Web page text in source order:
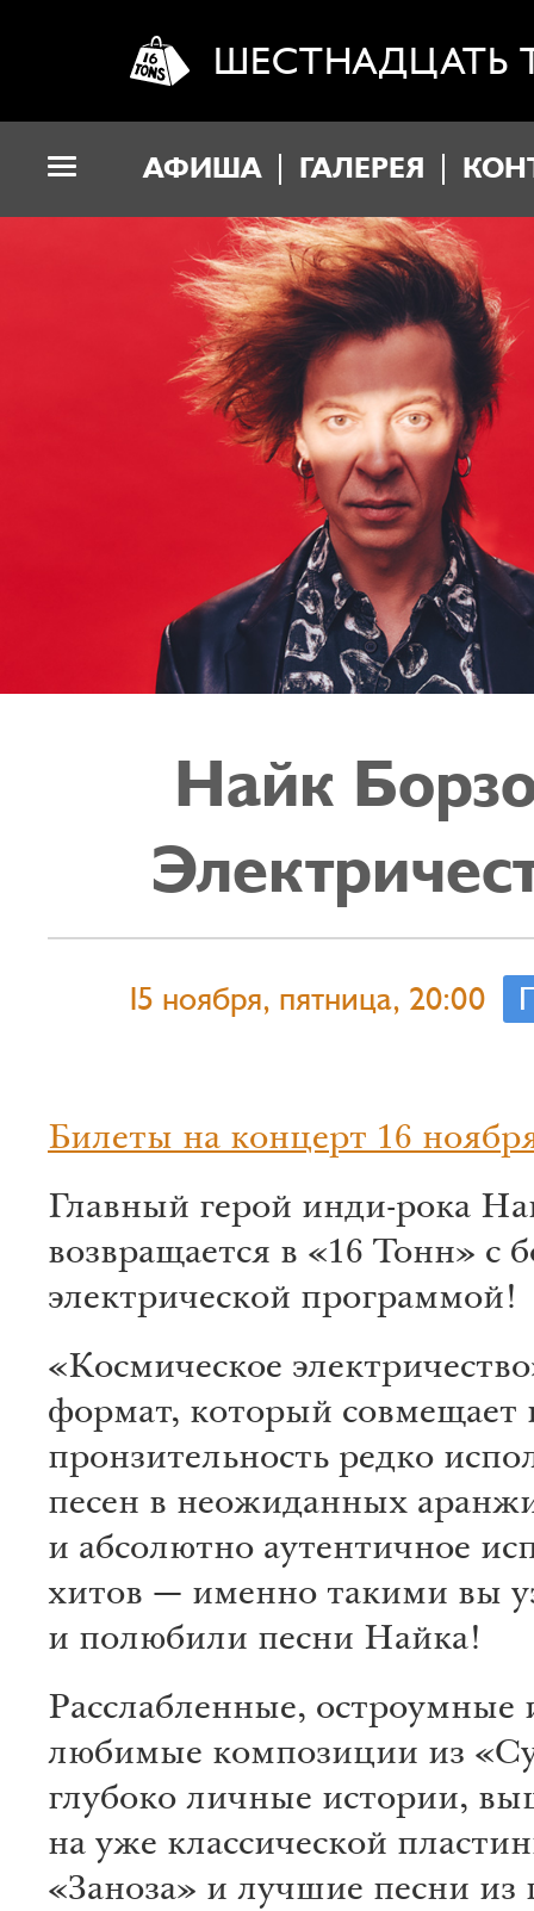
ШЕСТНАДЦАТЬ
АФИША ГАЛЕРЕЯ
Найк
15 ноября, пятница, 20:00
Билеты на концерт 16
Главный герой инди-рока
возвращается в «16 Тонн» с
электрической программой!
«Космическое
формат, который совмещает
пронзительность редко
песен в неожиданных
и абсолютно аутентичное
хитов — именно такими вы
и полюбили песни Найка!
Расслабленные, остроумные
любимые композиции из
глубоко личные истории,
на уже классической
«Заноза» и лучшие песни из